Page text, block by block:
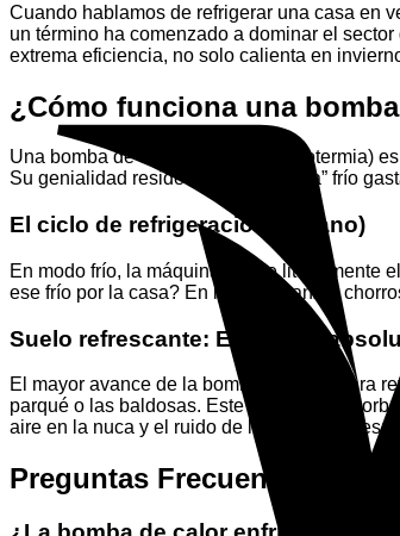
Cuando hablamos de refrigerar una casa en
un término ha comenzado a dominar el
extrema eficiencia, no solo calienta en
¿Cómo funciona una
Una bomba de calor aire-agua (aerotermia)
Su genialidad reside en que no “crea” frío
El ciclo de refrigeración (Verano)
En modo frío, la máquina extrae literalmente
ese frío por la casa? En lugar de lanzar
Suelo refrescante: El confort
El mayor avance de la bomba de calor para
parqué o las baldosas. Este suelo frío
aire en la nuca y el ruido de los ventiladores;
Preguntas Frecuentes (FAQs)